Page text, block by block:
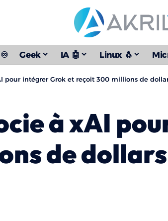
♾️ Geek IA 🤖 Linux 🐧
pour intégrer Grok et reçoit 300 millions de
à xAI
de dollars